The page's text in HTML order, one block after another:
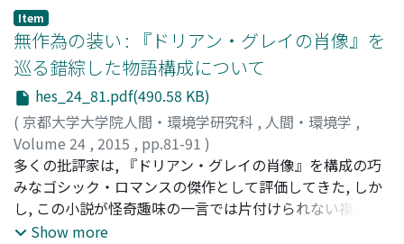
ルム・ノワールにも通じる特異性を備えた恋愛バトルを描
くことで, スクリューボール・コメディを総括してみせた
といえる.
年との絆に注目した映画評論家石原郁子や長部日出雄によ
って再発見された. しかし, 彼らの批評は, 男性同士の絆の
表象を木下自身の同性愛的傾向にただちに結びつけて考え
る傾向があり, 映画テクストにおいて男性同士の親密さが
いかに描かれているかが十分に検討されていない. 本稿は,
異性愛規範を脱構築するクィア映画理論を参照しつつ,
『海の花火』のテクストにいま一度目を向け, 男性間にお
ける切り返し編集と男女間における切り返し編集との問に
見られる差異を考慮に入れた分析を行なう. 男性間の親密
性表象に対するテクスト分析を通して, 作品内, ひいては日
本映画史におけるその意味を解明する.
Item
無作為の装い : 『ドリアン・グレイの肖像』を
巡る錯綜した物語構成について
hes_24_81.pdf(490.58 KB)
( 京都大学大学院人間・環境学研究科 , 人間・環境学 ,
Volume 24 , 2015 , pp.81-91 )
吉岡, 宏;Yoshioka, Hiroshi; ヨシオカ, ヒロシ
多くの批評家は, 『ドリアン・グレイの肖像』を構成の巧
みなゴシック・ロマンスの傑作として評価してきた, しか
し, この小説が怪奇趣味の一言では片付けられない複雑な
問題を抱えているというのも事実である.実際, 本作は, 怪
Show more